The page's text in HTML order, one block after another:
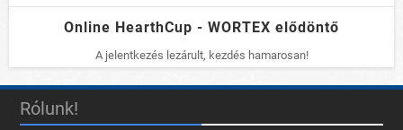
Online HearthCup - WORTEX elődöntő
A jelentkezés lezárult, kezdés hamarosan!
Rólunk!